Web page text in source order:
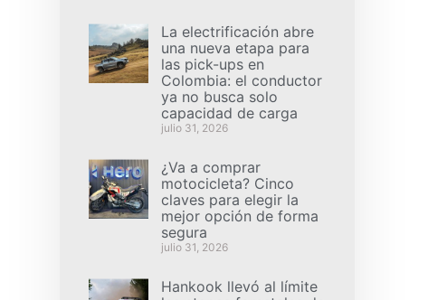
La electrificación abre
una nueva etapa para
las pick-ups en
Colombia: el conductor
ya no busca solo
capacidad de carga
julio 31, 2026
¿Va a comprar
motocicleta? Cinco
claves para elegir la
mejor opción de forma
segura
julio 31, 2026
Hankook llevó al límite